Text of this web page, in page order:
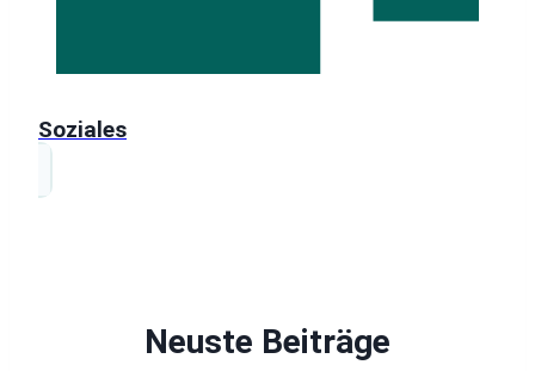
Soziales
Neuste Beiträge